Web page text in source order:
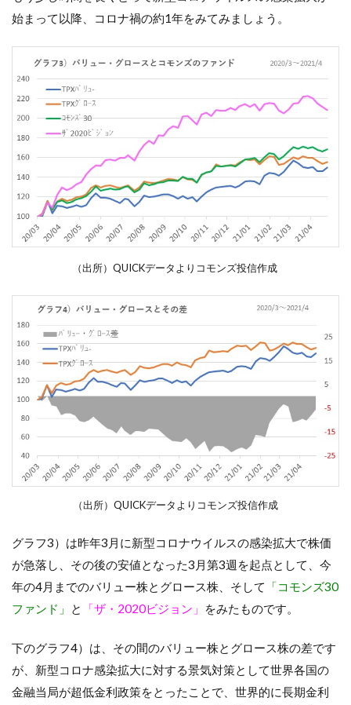
始まって以降、
コロナ禍の約1年をみてみましょう。
（出所）QUICKデータよりコモンズ投信作成
（出所）QUICKデータよりコモンズ投信作成
グラフ3）は昨年3 月に新型コロナウイルスの感染拡大で株価
が急落し、その後の安値となった3 月第3週 を起点として、 今
年の4月までのバリュー株とグロース株、そして
「コモンズ30
ファンド」
と 「ザ・ 2020ビジョン」 をみたものです。
下のグラフ4）は、その間のバリュー株と グロース株の差です
が、 新型コロナ感染拡大に対する景気対策として世界各国の
金融当局が超低金利政策をとったことで
世界的に長期金利